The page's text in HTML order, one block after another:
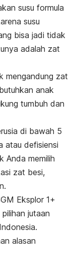
susu formula
susu
bisa jadi tidak
adalah zat
mengandung zat
anak
tumbuh dan
di bawah 5
atau defisiensi
Anda memilih
zat besi,
Eksplor 1+
jutaan
alasan